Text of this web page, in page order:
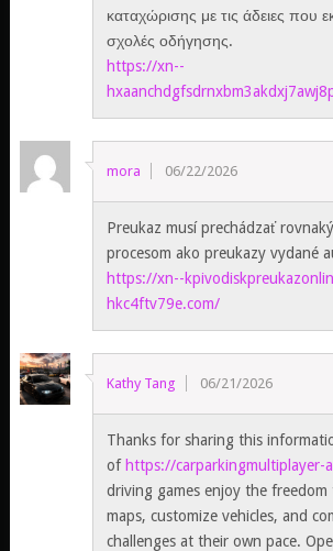
καταχώρισης με τις άδειες που
σχολές οδήγησης.
https://xn--
mora 06/22/2026
Preukaz musí prechádzať
procesom ako preukazy vydané
https://xn--
hkc4ftv79e.com/
Kathy Tang 06/21/2026
Thanks for sharing this
of https://carparkingmultiplayer-
driving games enjoy the
maps, customize vehicles, and
challenges at their own pace.